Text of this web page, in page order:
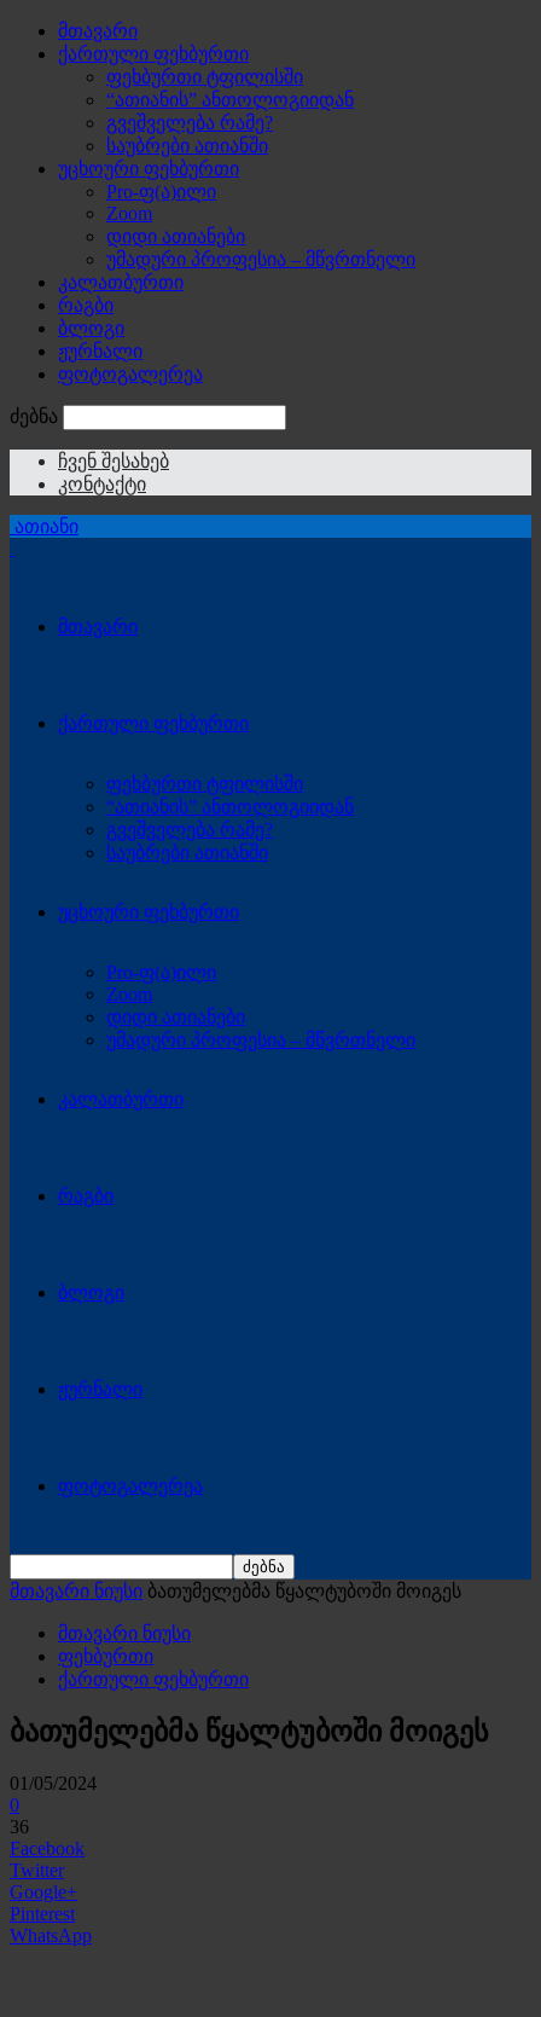
მთავარი
ქართული ფეხბურთი
ფეხბურთი ტფილისში
“ათიანის” ანთოლოგიიდან
გვეშველება რამე?
საუბრები ათიანში
უცხოური ფეხბურთი
Pro-ფ(ა)ილი
Zoom
დიდი ათიანები
უმადური პროფესია – მწვრთნელი
კალათბურთი
რაგბი
ბლოგი
ჟურნალი
ფოტოგალერეა
ძებნა
ჩვენ შესახებ
კონტაქტი
ათიანი
მთავარი
ქართული ფეხბურთი
ფეხბურთი ტფილისში
“ათიანის” ანთოლოგიიდან
გვეშველება რამე?
საუბრები ათიანში
უცხოური ფეხბურთი
Pro-ფ(ა)ილი
Zoom
დიდი ათიანები
უმადური პროფესია – მწვრთნელი
კალათბურთი
რაგბი
ბლოგი
ჟურნალი
ფოტოგალერეა
მთავარი ნიუსი ბათუმელებმა წყალტუბოში მოიგეს
მთავარი ნიუსი
ფეხბურთი
ქართული ფეხბურთი
ბათუმელებმა წყალტუბოში მოიგეს
01/05/2024
0
36
Facebook
Twitter
Google+
Pinterest
WhatsApp